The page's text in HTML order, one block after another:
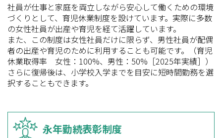
社員が仕事と家庭を両立しながら安心して働くための環境
づくりとして、育児休業制度を設けています。実際に多数
の女性社員が出産や育児を経て活躍しています。
また、この制度は女性社員だけに限らず、男性社員が配偶
者の出産や育児のために利用することも可能です。（育児
休業取得率 女性：100%、男性：50%［2025年実績］）
さらに復帰後は、小学校入学までを目安に短時間勤務を選
択することもできます。
永年勤続表彰制度